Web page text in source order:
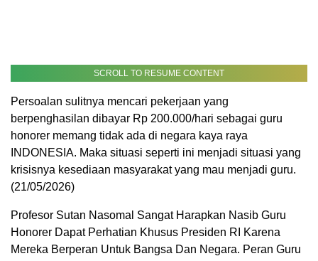
SCROLL TO RESUME CONTENT
Persoalan sulitnya mencari pekerjaan yang
berpenghasilan dibayar Rp 200.000/hari sebagai guru
honorer memang tidak ada di negara kaya raya
INDONESIA. Maka situasi seperti ini menjadi situasi yang
krisisnya kesediaan masyarakat yang mau menjadi guru.
(21/05/2026)
Profesor Sutan Nasomal Sangat Harapkan Nasib Guru
Honorer Dapat Perhatian Khusus Presiden RI Karena
Mereka Berperan Untuk Bangsa Dan Negara. Peran Guru